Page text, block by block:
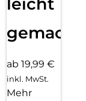
gemacht!
ab 19,99 €
inkl. MwSt.
Mehr